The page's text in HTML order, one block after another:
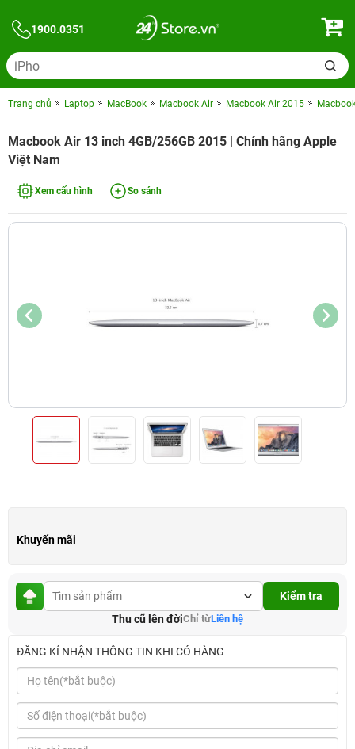
1900.0351
Trang chủ Laptop MacBook Macbook Air Macbook Air 2015
Macbook Air 13 inch 4GB/256GB 2015 | Chính hãng Apple
Việt Nam
Xem cấu hình So sánh
Khuyến mãi
Kiểm tra
Thu cũ lên đờiChỉ từLiên hệ
ĐĂNG KÍ NHẬN THÔNG TIN KHI CÓ HÀNG